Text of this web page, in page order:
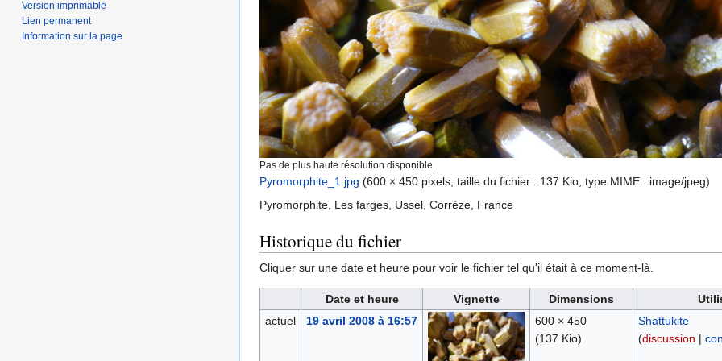
Pas de plus haute résolution disponible.
Pyromorphite_1.jpg (600 × 450 pixels, taille du fichier : 137 Kio, type MIME : image/jpeg)
Pyromorphite, Les farges, Ussel, Corrèze, France
Historique du fichier
Cliquer sur une date et heure pour voir le fichier tel qu'il était à ce moment-là.
Date et heure Vignette Dimensions
actuel
19 avril 2008 à 16:57
600 × 450
(137 Kio)
Shattukite
(discussion |
Version imprimable
Lien permanent
Information sur la page